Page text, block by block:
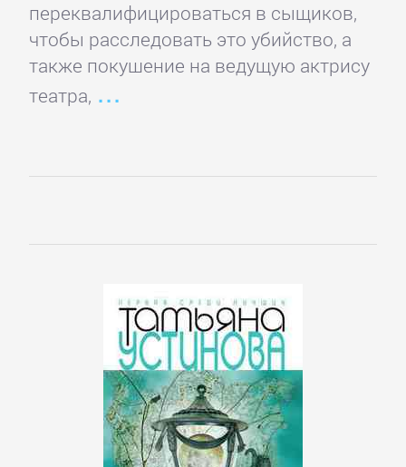
переквалифицироваться в сыщиков,
чтобы расследовать это убийство, а
также покушение на ведущую актрису
театра,
Зарубежная
деловая
литература
финансы
Маркетинг,
реклама